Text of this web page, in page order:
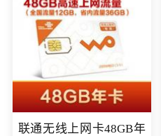
联通无线上网卡48GB年